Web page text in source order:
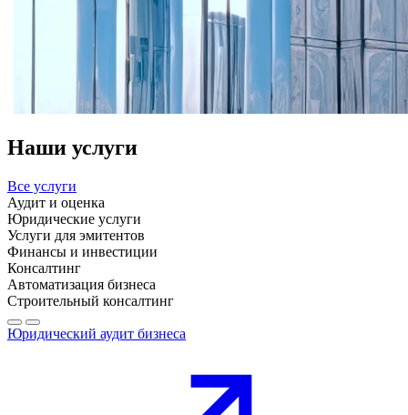
Наши услуги
Все услуги
Аудит и оценка
Юридические услуги
Услуги для эмитентов
Финансы и инвестиции
Консалтинг
Автоматизация бизнеса
Строительный консалтинг
Юридический аудит бизнеса